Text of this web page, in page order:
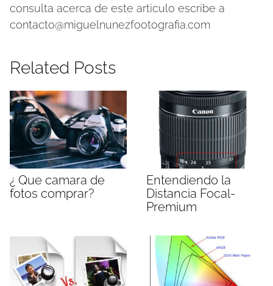
consulta acerca de este articulo escribe a
contacto@miguelnunezfootografia.com
Related Posts
¿ Que camara de
fotos comprar?
Entendiendo la
Distancia Focal-
Premium